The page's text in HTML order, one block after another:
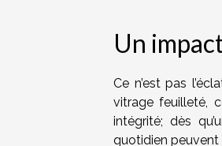
Un
Ce n’est pas
vitrage feuilleté,
intégrité; dès
quotidien peuvent